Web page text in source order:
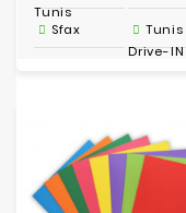
Tunis
Sfax
Tunis
Drive-IN